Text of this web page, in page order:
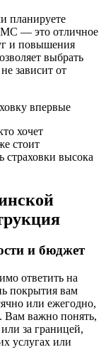
планируете
— это отличное
и повышения
выбрать
зависит от
хочет
стоит
высока
и бюджет
ответить на
покрытия вам
или ежегодно,
Вам важно понять,
за границей,
услугах или